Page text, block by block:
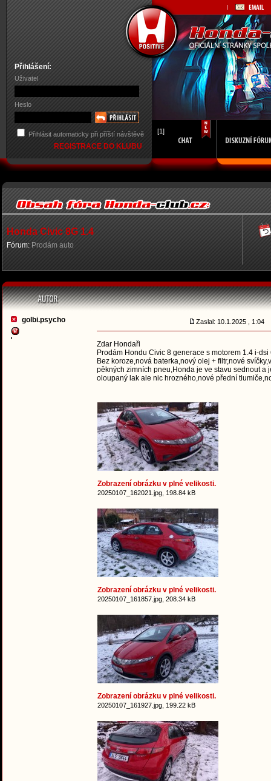
Přihlášení:
Uživatel
Heslo
Přihlásit automaticky při příští návštěvě
REGISTRACE DO KLUBU
[1]
Honda Civic 8G 1.4
Fórum: Prodám auto
golbi.psycho Zaslal: 10.1.2025 , 1:04
Zdar Hondaři
Prodám Hondu Civic 8 generace s motorem 1.4 i-
Bez koroze,nová baterka,nový olej + filtr,nové
pěkných zimních pneu,Honda je ve stavu sednout
oloupaný lak ale nic hrozného,nové přední
Zobrazení obrázku v plné velikosti.
20250107_162021.jpg, 198.84 kB
Zobrazení obrázku v plné velikosti.
20250107_161857.jpg, 208.34 kB
Zobrazení obrázku v plné velikosti.
20250107_161927.jpg, 199.22 kB